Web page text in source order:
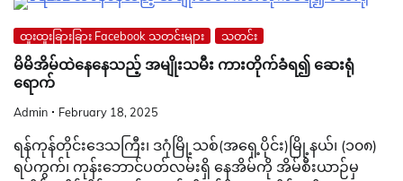
ထူးထူးခြားခြား Facebook သတင်းများ သတင်း
မိမိအိမ်ထဲနေ‌နေသည့် အမျိုးသမီး ကားတိုက်ခံရ၍ ဆေးရုံ
ရောက်
Admin February 18, 2025
ရန်ကုန်တိုင်းဒေသကြီး၊ ဒဂုံမြို့သစ်(အရှေ့ပိုင်း)မြို့နယ်၊ (၁၀၈)
ရပ်ကွက်၊ ကုန်းဘောင်ပတ်လမ်းရှိ နေအိမ်ကို အိမ်စီးယာဉ်မှ